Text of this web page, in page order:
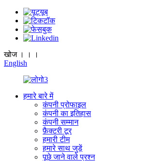
खोज । । ।
English
हमारे बारे में
कंपनी प्रोफाइल
कंपनी का इतिहास
कंपनी सम्मान
फ़ैक्टरी टूर
हमारी टीम
हमारे साथ जुड़ें
पूछे जाने वाले प्रश्न